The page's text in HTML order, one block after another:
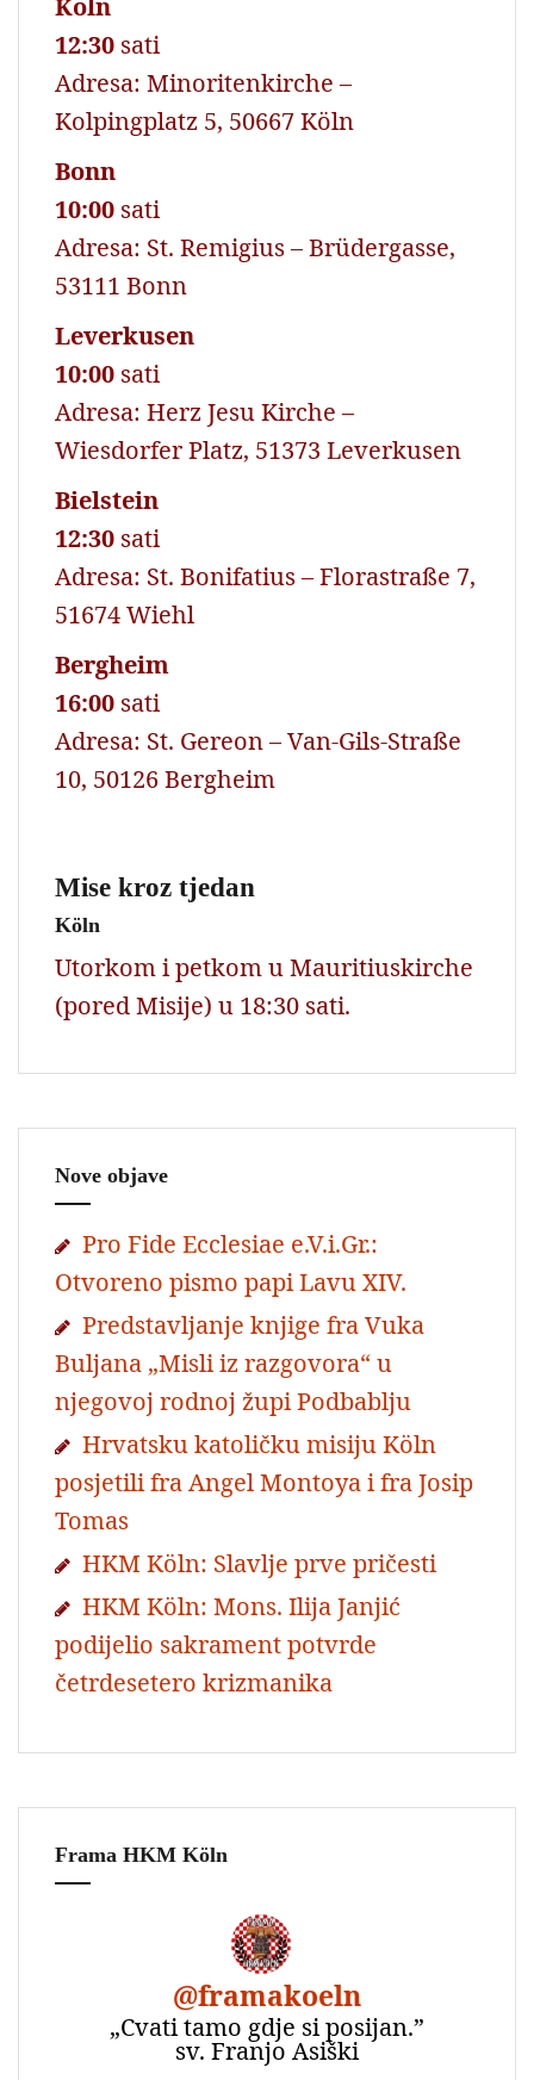
Köln
12:30 sati
Adresa: Minoritenkirche –
Kolpingplatz 5, 50667 Köln
Bonn
10:00 sati
Adresa: St. Remigius – Brüdergasse,
53111 Bonn
Leverkusen
10:00 sati
Adresa: Herz Jesu Kirche –
Wiesdorfer Platz, 51373 Leverkusen
Bielstein
12:30 sati
Adresa: St. Bonifatius – Florastraße 7,
51674 Wiehl
Bergheim
16:00 sati
Adresa: St. Gereon – Van-Gils-Straße
10, 50126 Bergheim
Mise kroz tjedan
Köln
Utorkom i petkom u Mauritiuskirche
(pored Misije) u 18:30 sati.
Nove objave
Pro Fide Ecclesiae e.V.i.Gr.:
Otvoreno pismo papi Lavu XIV.
Predstavljanje knjige fra Vuka
Buljana „Misli iz razgovora“ u
njegovoj rodnoj župi Podbablju
Hrvatsku katoličku misiju Köln
posjetili fra Angel Montoya i fra Josip
Tomas
HKM Köln: Slavlje prve pričesti
HKM Köln: Mons. Ilija Janjić
podijelio sakrament potvrde
četrdesetero krizmanika
Frama HKM Köln
@framakoeln
„Cvati tamo gdje si posijan.”
sv. Franjo Asiški